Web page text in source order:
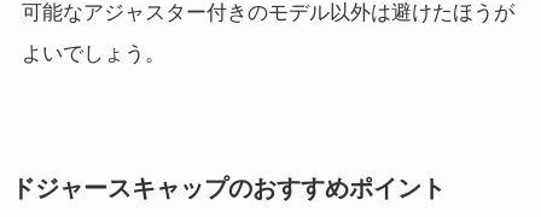
可能なアジャスター付きのモデル以外は避けたほうが
よいでしょう 。
ドジャースキャップのおすすめポイント